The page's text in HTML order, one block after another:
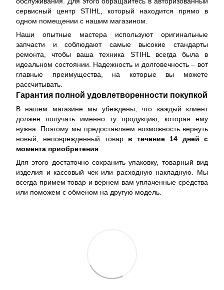
сервисный центр STIHL, который находится прямо в
одном помещении с нашим магазином.
Наши опытные мастера используют оригинальные
запчасти и соблюдают самые высокие стандарты
ремонта, чтобы ваша техника STIHL всегда была в
идеальном состоянии. Надежность и долговечность – вот
главные преимущества, на которые вы можете
рассчитывать.
Гарантия полной удовлетворенности покупкой
В нашем магазине мы убеждены, что каждый клиент
должен получать именно ту продукцию, которая ему
нужна. Поэтому мы предоставляем возможность вернуть
новый, неповрежденный товар в течение 14 дней с
момента приобретения
Для этого достаточно сохранить упаковку, товарный вид
изделия и кассовый чек или расходную накладную. Мы
всегда примем товар и вернем вам уплаченные средства
или поможем с обменом на другую модель.